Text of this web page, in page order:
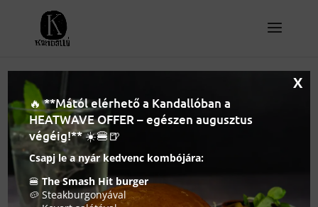
🔥 **Mától elérhető a Kandallóban a
HEATWAVE OFFER – egészen augusztus
végéig!** ☀️🍔🍺
Csapj le a nyár kedvenc kombójára:
🍔The Smash Hit burger
🥔 Steakburgonyával
X